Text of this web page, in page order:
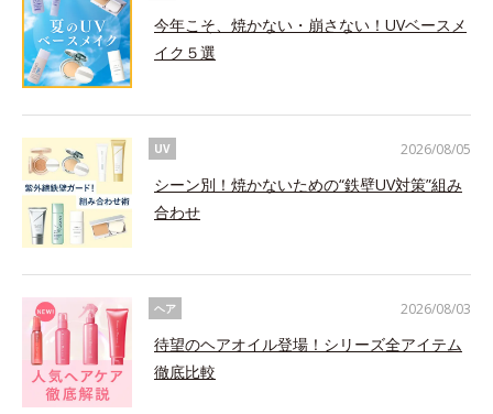
今年こそ、焼かない・崩さない！UVベースメ
イク５選
UV
シーン別！焼かないための“鉄壁UV対策”組み
合わせ
2026/08/05
ヘア
待望のヘアオイル登場！シリーズ全アイテム
徹底比較
2026/08/03